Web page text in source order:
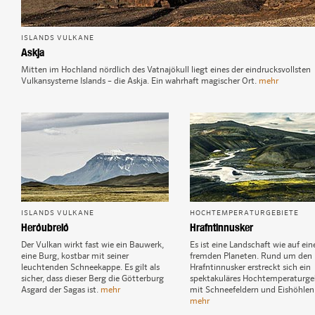
ISLANDS VULKANE
Askja
Mitten im Hochland nördlich des Vatnajökull liegt eines der eindrucksvollsten
Vulkansysteme Islands – die Askja. Ein wahrhaft magischer Ort. mehr
ISLANDS VULKANE
Herðubreið
Der Vulkan wirkt fast wie ein Bauwerk,
eine Burg, kostbar mit seiner
leuchtenden Schneekappe. Es gilt als
sicher, dass dieser Berg die Götterburg
Asgard der Sagas ist. mehr
HOCHTEMPERATURGEBIETE
Hrafntinnusker
Es ist eine Landschaft wie auf
fremden Planeten. Rund um den
Hrafntinnusker erstreckt sich ein
spektakuläres
mit Schneefeldern und
mehr